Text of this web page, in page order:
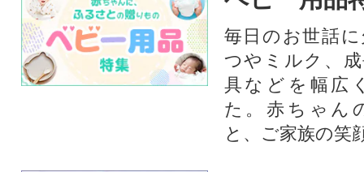
毎日のお世話
つやミルク、
具などを幅広
た。赤ちゃん
と、ご家族の笑